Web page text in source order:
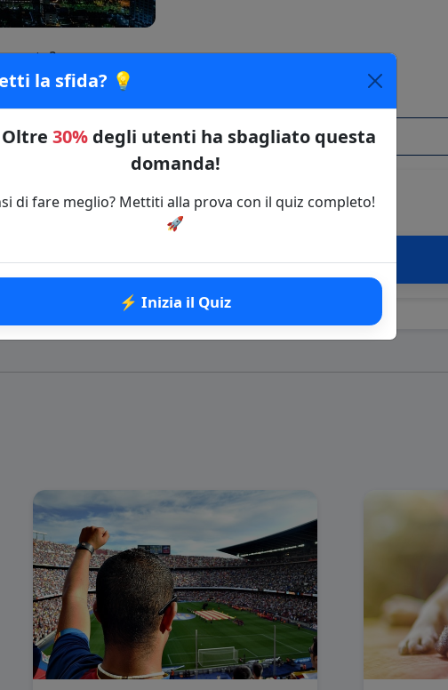
la sfida? 💡
Oltre 30%degli utenti ha sbagliato questa
domanda!
di fare meglio? Mettiti alla prova con il quiz completo!
🚀
⚡ Inizia il Quiz
🔗 Copia il link della domanda
⚡ Inizia il Quiz